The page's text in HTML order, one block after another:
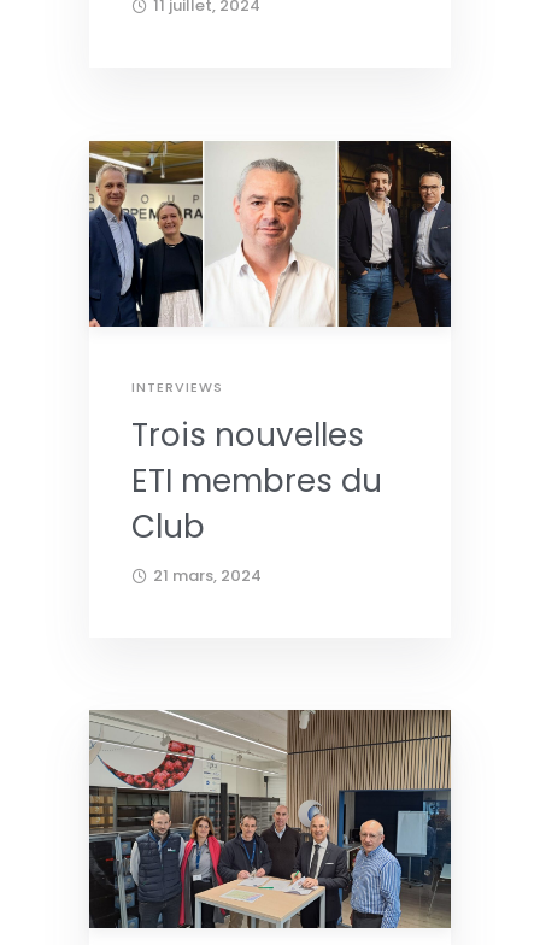
11 juillet, 2024
INTERVIEWS
Trois nouvelles
ETI membres du
Club
21 mars, 2024